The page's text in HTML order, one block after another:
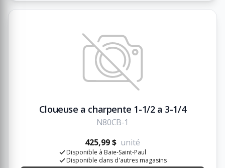
Cloueuse a charpente 1-1/2 a 3-1/4
N80CB-1
425,99 $ unité
Disponible à Baie-Saint-Paul
Disponible dans d'autres magasins